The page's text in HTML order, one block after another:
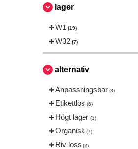
Sans Étiquette
Skinnifit
Tee Jays
lager
W1 (19)
W32 (7)
alternativ
Anpassningsbar (3)
Etikettlös (6)
Högt lager (1)
Organisk (7)
Riv loss (2)